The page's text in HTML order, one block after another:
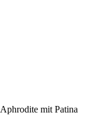
Aphrodite mit Patina